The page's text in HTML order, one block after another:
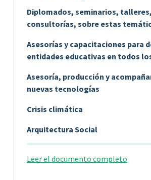
Diplomados, seminarios,
consultorías, sobre estas
Asesorías y capacitaciones para
entidades educativas en todos
Asesoría, producción y
nuevas tecnologías
Crisis climática
Arquitectura Social
Leer el documento completo